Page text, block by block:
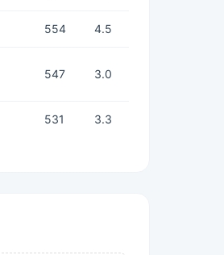
554 4.5
547 3.0
531 3.3